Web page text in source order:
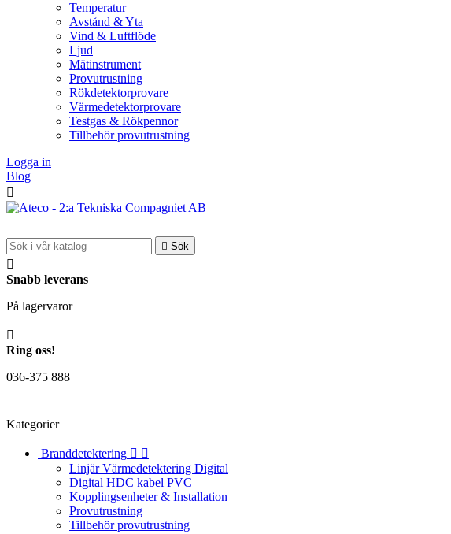
Temperatur
Avstånd & Yta
Vind & Luftflöde
Ljud
Mätinstrument
Provutrustning
Rökdetektorprovare
Värmedetektorprovare
Testgas & Rökpennor
Tillbehör provutrustning
Logga in
Blog

 Sök

Snabb leverans
På lagervaror

Ring oss!
036-375 888
Kategorier
Branddetektering  
Linjär Värmedetektering Digital
Digital HDC kabel PVC
Kopplingsenheter & Installation
Provutrustning
Tillbehör provutrustning